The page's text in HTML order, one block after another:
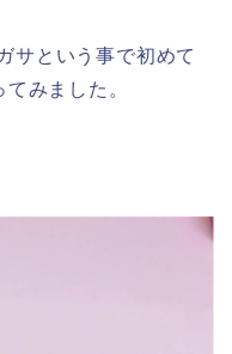
サという事で初めて
みました。